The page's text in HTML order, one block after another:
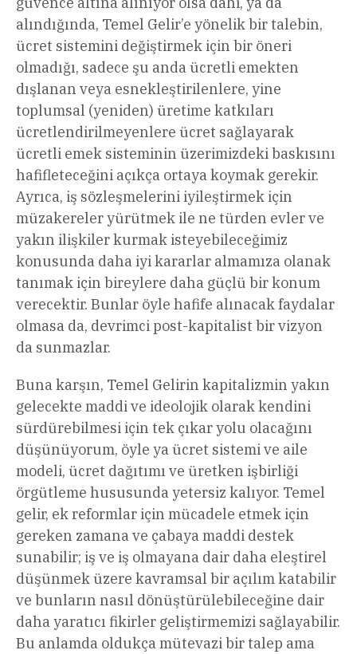
alındığında, Temel Gelir’e yönelik bir talebin,
ücret sistemini değiştirmek için bir öneri
olmadığı, sadece şu anda ücretli emekten
dışlanan veya esnekleştirilenlere, yine
toplumsal (yeniden) üretime katkıları
ücretlendirilmeyenlere ücret sağlayarak
ücretli emek sisteminin üzerimizdeki baskısını
hafifleteceğini açıkça ortaya koymak gerekir.
Ayrıca, iş sözleşmelerini iyileştirmek için
müzakereler yürütmek ile ne türden evler ve
yakın ilişkiler kurmak isteyebileceğimiz
konusunda daha iyi kararlar almamıza olanak
tanımak için bireylere daha güçlü bir konum
verecektir. Bunlar öyle hafife alınacak faydalar
olmasa da, devrimci post-kapitalist bir vizyon
da sunmazlar.
Buna karşın, Temel Gelirin kapitalizmin yakın
gelecekte maddi ve ideolojik olarak kendini
sürdürebilmesi için tek çıkar yolu olacağını
düşünüyorum, öyle ya ücret sistemi ve aile
modeli, ücret dağıtımı ve üretken işbirliği
örgütleme hususunda yetersiz kalıyor. Temel
gelir, ek reformlar için mücadele etmek için
gereken zamana ve çabaya maddi destek
sunabilir; iş ve iş olmayana dair daha eleştirel
düşünmek üzere kavramsal bir açılım katabilir
ve bunların nasıl dönüştürülebileceğine dair
daha yaratıcı fikirler geliştirmemizi sağlayabilir.
Bu anlamda oldukça mütevazi bir talep ama